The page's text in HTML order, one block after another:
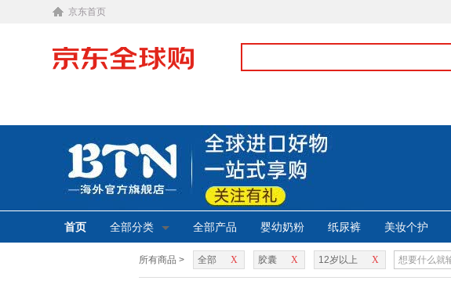
京东首页
首页 全部分类 全部产品 婴幼奶粉 纸尿裤 美妆个护
所有商品 > X
全部 X
胶囊 X
12岁以上